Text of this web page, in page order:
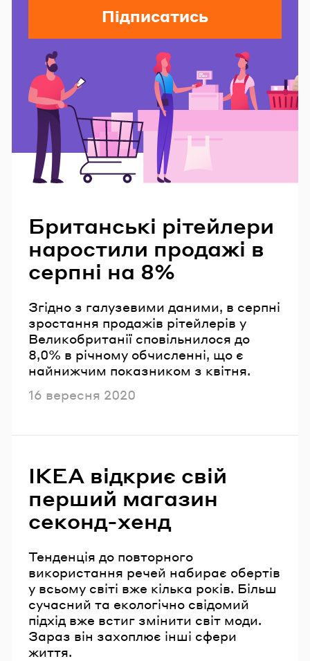
Підписатись
Британські рітейлери
наростили продажі в
серпні на 8%
Згідно з галузевими даними, в серпні
зростання продажів рітейлерів у
Великобританії сповільнилося до
8,0% в річному обчисленні, що є
найнижчим показником з квітня.
Опубліковано
16 вересня 2020
IKEA відкриє свій
перший магазин
секонд-хенд
Тенденція до повторного
використання речей набирає обертів
у всьому світі вже кілька років. Більш
сучасний та екологічно свідомий
підхід вже встиг змінити світ моди.
Зараз він захоплює інші сфери
життя.